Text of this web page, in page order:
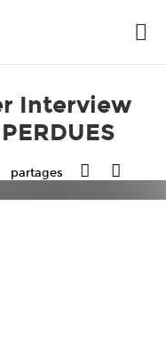
Interview
partages